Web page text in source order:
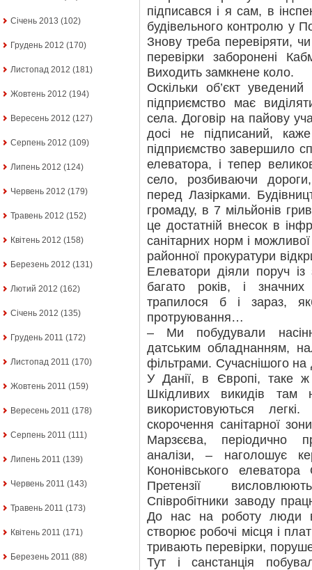
Січень 2013 (102)
Грудень 2012 (170)
Листопад 2012 (181)
Жовтень 2012 (194)
Вересень 2012 (127)
Серпень 2012 (109)
Липень 2012 (124)
Червень 2012 (179)
Травень 2012 (152)
Квітень 2012 (158)
Березень 2012 (131)
Лютий 2012 (162)
Січень 2012 (135)
Грудень 2011 (172)
Листопад 2011 (170)
Жовтень 2011 (159)
Вересень 2011 (178)
Серпень 2011 (111)
Липень 2011 (139)
Червень 2011 (143)
Травень 2011 (173)
Квітень 2011 (171)
Березень 2011 (88)
підписався і я сам, в
будівельного контролю у
Знову треба перевіряти,
перевірки заборонені
Виходить замкнене коло.
Оскільки об’єкт
підприємство має
села. Договір на пайову
досі не підписаний,
підприємство завершило
елеватора, і тепер
село, розбиваючи
перед Лазірками.
громаду, в 7 мільйонів
це достатній внесок в
санітарних норм і можливої
районної прокуратури
Елеватори діяли поруч із
багато років, і
трапилося б і зараз,
протруювання…
– Ми побудували
датським обладнанням,
фільтрами. Сучаснішого на
У Данії, в Європі, таке ж
Шкідливих викидів
використовуються
скорочення санітарної
Марзєєва, періодично
аналізи, – наголошує
Кононівського
Претензії
Співробітники заводу
До нас на роботу люди в
створює робочі місця і
тривають перевірки,
Тут і санстанція